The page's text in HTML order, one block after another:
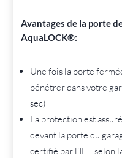
Avantages de la porte
AquaLOCK®:
Une fois la porte
pénétrer dans votre
sec)
La protection est
devant la porte du
certifié par l’IFT selon